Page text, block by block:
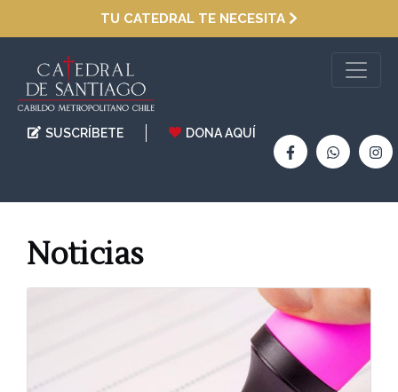
TU CATEDRAL TE NECESITA
SUSCRÍBETE DONA AQUÍ
Noticias